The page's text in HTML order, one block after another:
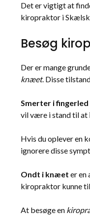
Det er vigtigt at
kiropraktor i
Besøg
Der er mange
knæet. Disse
Smerter i
vil være i stand til at
Hvis du oplever en
ignorere disse
Ondt i knæet er en
kiropraktor kunne
At besøge en